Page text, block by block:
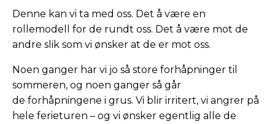
Denne kan vi ta med oss. Det å være en
rollemodell for de rundt oss. Det å være mot de
andre slik som vi ønsker at de er mot oss.
Noen ganger har vi jo så store forhåpninger til
sommeren, og noen ganger så går
de forhåpningene i grus. Vi blir irritert, vi angrer på
hele ferieturen – og vi ønsker egentlig alle de